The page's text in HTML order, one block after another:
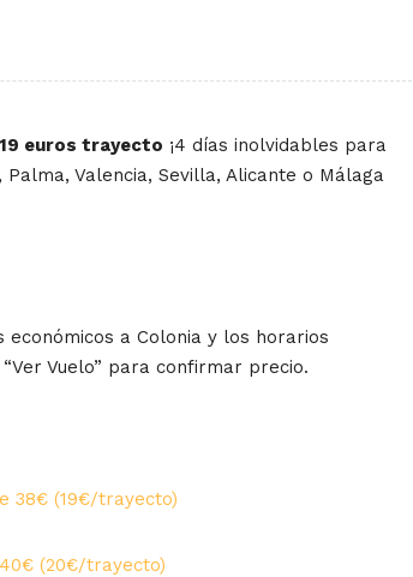
euros trayecto ¡4 días inolvidables para
Valencia, Sevilla, Alicante o Málaga
económicos a Colonia y los horarios
Vuelo” para confirmar precio.
38€ (19€/trayecto)
(20€/trayecto)